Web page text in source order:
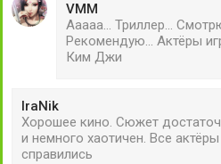
VMM
Ааааа... Триллер...
Рекомендую... Актёры
Ким Джи
IraNik
Хорошее кино. Сюжет
и немного хаотичен. Все
справились